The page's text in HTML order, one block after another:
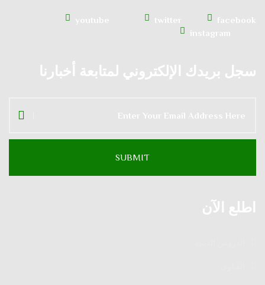
facebook
twitter
youtube
instagram
سجل بريدك الإلكتروني لمتابعة أخبارنا
اطلع الآن